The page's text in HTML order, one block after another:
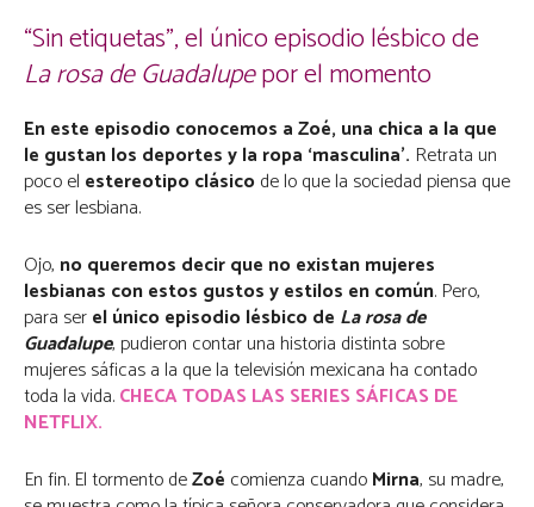
“Sin etiquetas”, el único episodio lésbico de
La rosa de Guadalupepor el momento
En este episodio conocemos a Zoé, una chica a la que
le gustan los deportes y la ropa ‘masculina’. Retrata un
poco el estereotipo clásico de lo que la sociedad piensa que
es ser lesbiana.
Ojo, no queremos decir que no existan mujeres
lesbianas con estos gustos y estilos en común. Pero,
para serel único episodio lésbico de La rosa de
Guadalupe, pudieron contar una historia distinta sobre
mujeres sáficas a la que la televisión mexicana ha contado
toda la vida.CHECA TODAS LAS SERIES SÁFICAS DE
NETFLIX.
En fin. El tormento deZoé comienza cuandoMirna, su madre,